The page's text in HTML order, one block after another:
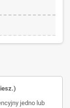
jedno lub